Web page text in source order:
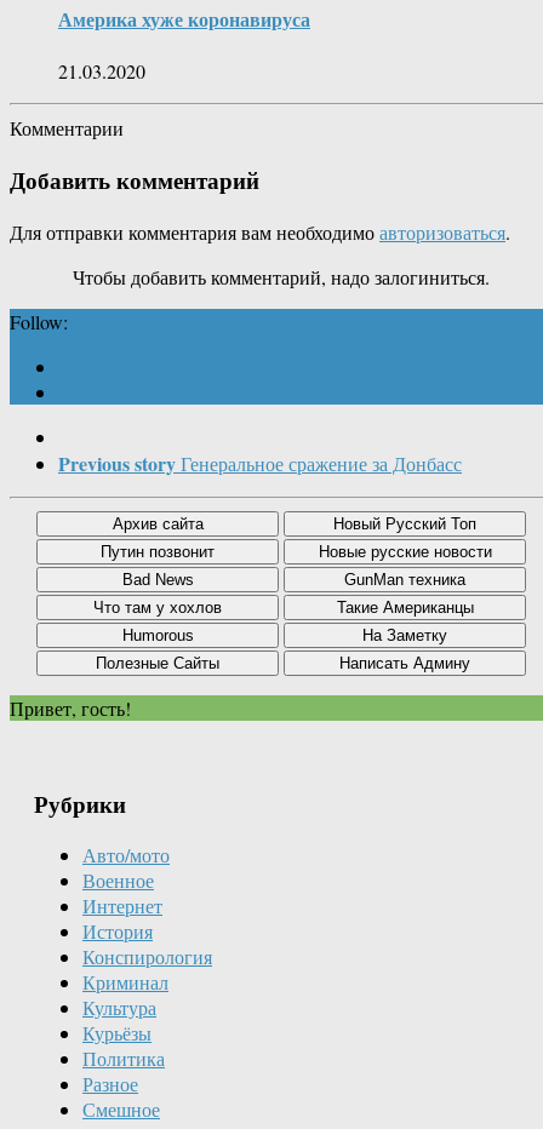
Америка хуже коронавируса
21.03.2020
Комментарии
Добавить комментарий
Для отправки комментария вам необходимоавторизоваться.
Чтобы добавить комментарий, надо залогиниться.
Follow:
Previous storyГенеральное сражение за Донбасс
Привет, гость!
Рубрики
Авто/мото
Военное
Интернет
История
Конспирология
Криминал
Культура
Курьёзы
Политика
Разное
Смешное